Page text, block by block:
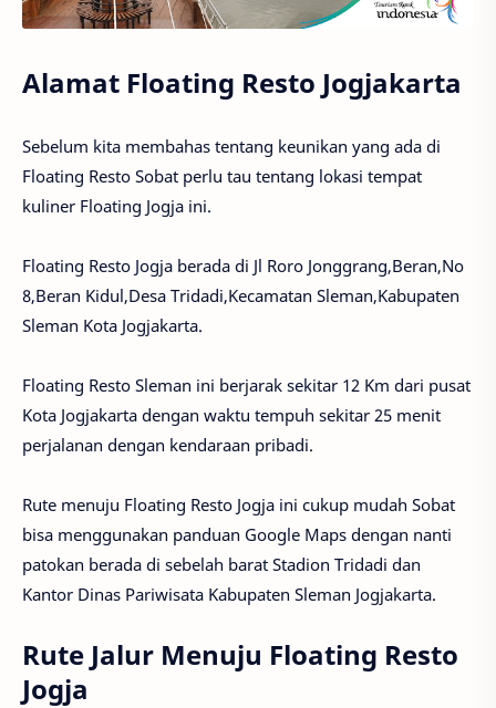
Alamat Floating Resto Jogjakarta
Sebelum kita membahas tentang keunikan yang ada di
Floating Resto Sobat perlu tau tentang lokasi tempat
kuliner Floating Jogja ini.
Floating Resto Jogja berada di Jl Roro Jonggrang,Beran,No
8,Beran Kidul,Desa Tridadi,Kecamatan Sleman,Kabupaten
Sleman Kota Jogjakarta.
Floating Resto Sleman ini berjarak sekitar 12 Km dari pusat
Kota Jogjakarta dengan waktu tempuh sekitar 25 menit
perjalanan dengan kendaraan pribadi.
Rute menuju Floating Resto Jogja ini cukup mudah Sobat
bisa menggunakan panduan Google Maps dengan nanti
patokan berada di sebelah barat Stadion Tridadi dan
Kantor Dinas Pariwisata Kabupaten Sleman Jogjakarta.
Rute Jalur Menuju Floating Resto
Jogja